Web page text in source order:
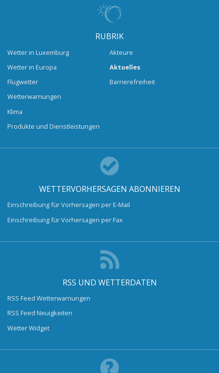
RUBRIK
Wetter in Luxemburg
Wetter in Europa
Flugwetter
Wetterwarnungen
Klima
Produkte und Dienstleistungen
Akteure
Aktuelles
Barrierefreiheit
WETTERVORHERSAGEN ABONNIEREN
Einschreibung für Vorhersagen per E-Mail
Einschreibung für Vorhersagen per Fax
RSS UND WETTERDATEN
RSS Feed Wetterwarnungen
RSS Feed Neuigkeiten
Wetter Widget